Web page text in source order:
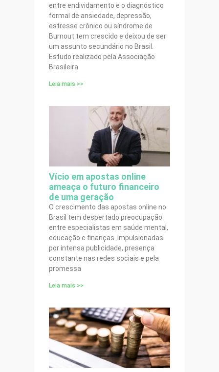
entre endividamento e o diagnóstico
formal de ansiedade, depressão,
estresse crônico ou síndrome de
Burnout tem crescido e deixou de ser
um assunto secundário no Brasil.
Estudo realizado pela Associação
Brasileira
Leia mais >>
Vício em apostas online
ameaça o futuro financeiro
de uma geração
O crescimento das apostas online no
Brasil tem despertado preocupação
entre especialistas em saúde mental,
educação e finanças. Impulsionadas
por intensa publicidade, presença
constante nas redes sociais e pela
promessa
Leia mais >>